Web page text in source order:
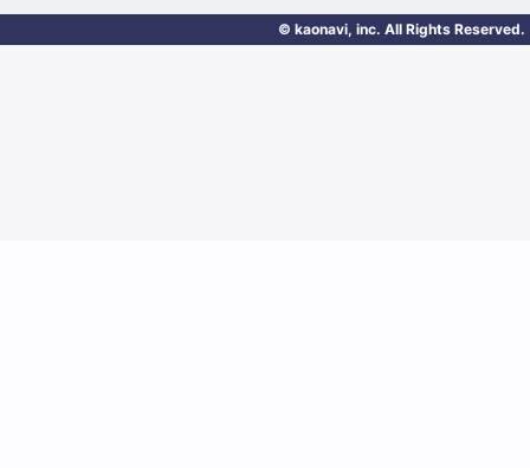
© kaonavi, inc. All Rights Reserved.